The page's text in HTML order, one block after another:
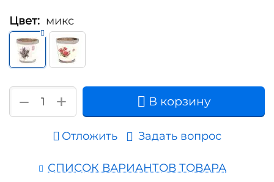
Цвет: микс
+
− В корзину
Отложить Задать вопрос
СПИСОК ВАРИАНТОВ ТОВАРА